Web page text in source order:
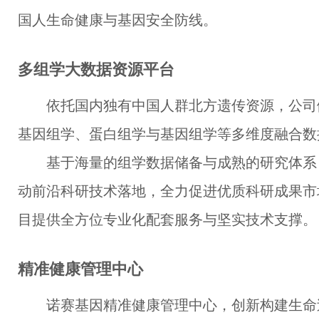
国人生命健康与基因安全防线。
多组学大数据资源平台
依托国内独有中国人群北方遗传资源，公
基因组学、蛋白组学与基因组学等多维度融合
基于海量的组学数据储备与成熟的研究体
动前沿科研技术落地，全力促进优质科研成果
目提供全方位专业化配套服务与坚实技术支撑。
精准健康管理中心
诺赛基因精准健康管理中心，创新构建生